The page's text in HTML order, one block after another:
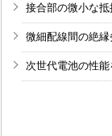
接合部の微小な
微細配線間の絶
次世代電池の性